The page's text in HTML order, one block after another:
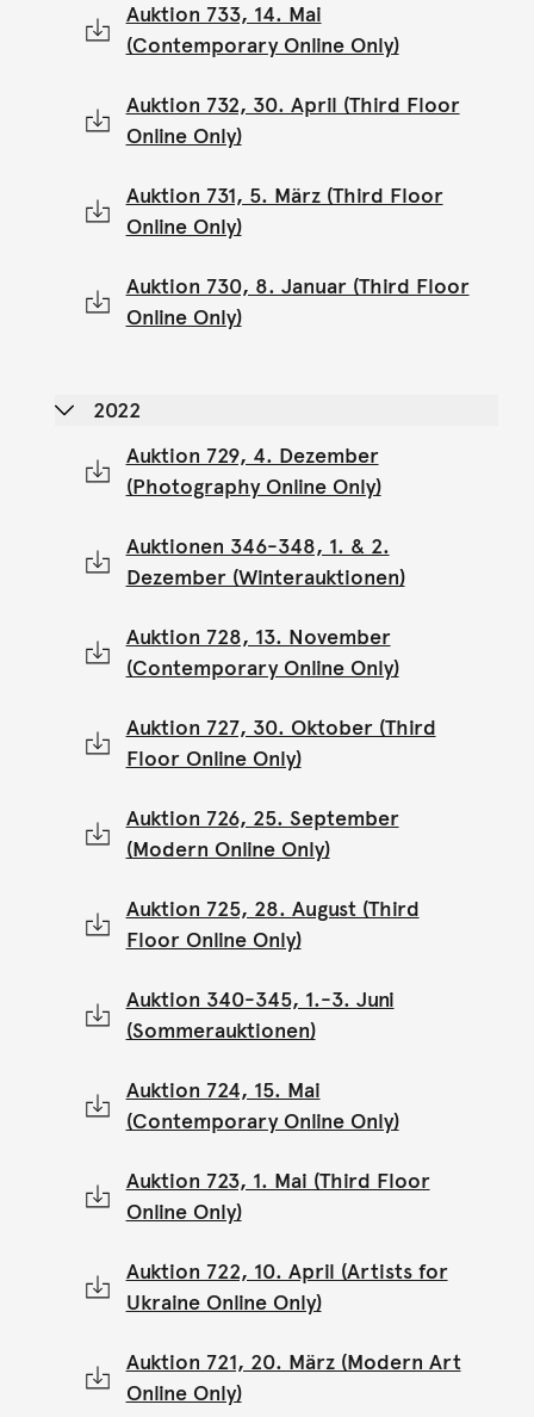
Auktion 733, 14. Mai
(Contemporary Online Only)
Auktion 732, 30. April (Third Floor
Online Only)
Auktion 731, 5. März (Third Floor
Online Only)
Auktion 730, 8. Januar (Third Floor
Online Only)
2022
Auktion 729, 4. Dezember
(Photography Online Only)
Auktionen 346-348, 1. & 2.
Dezember (Winterauktionen)
Auktion 728, 13. November
(Contemporary Online Only)
Auktion 727, 30. Oktober (Third
Floor Online Only)
Auktion 726, 25. September
(Modern Online Only)
Auktion 725, 28. August (Third
Floor Online Only)
Auktion 340-345, 1.-3. Juni
(Sommerauktionen)
Auktion 724, 15. Mai
(Contemporary Online Only)
Auktion 723, 1. Mai (Third Floor
Online Only)
Auktion 722, 10. April (Artists for
Ukraine Online Only)
Auktion 721, 20. März (Modern Art
Online Only)